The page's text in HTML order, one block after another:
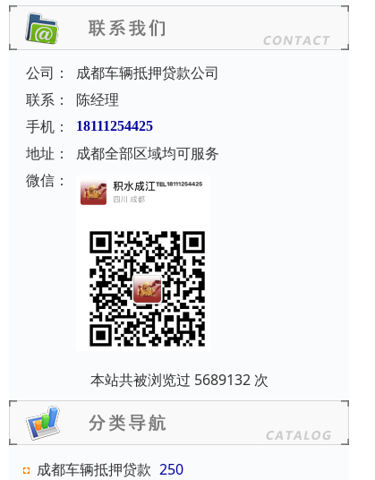
公司：
成都车辆抵押贷款公司
联系：
陈经理
手机：
18111254425
地址：
成都全部区域均可服务
微信：
本站共被浏览过 5689132 次
成都车辆抵押贷款 250